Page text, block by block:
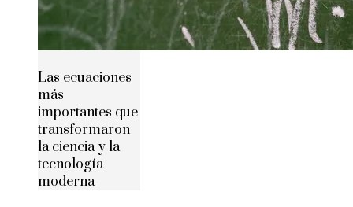
Las ecuaciones
más
importantes que
transformaron
la ciencia y la
tecnología
moderna